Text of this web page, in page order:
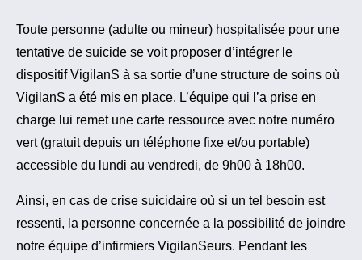
Toute personne (adulte ou mineur) hospitalisée pour une
tentative de suicide se voit proposer d’intégrer le
dispositif VigilanS à sa sortie d’une structure de soins où
VigilanS a été mis en place. L’équipe qui l’a prise en
charge lui remet une carte ressource avec notre numéro
vert (gratuit depuis un téléphone fixe et/ou portable)
accessible du lundi au vendredi, de 9h00 à 18h00.
Ainsi, en cas de crise suicidaire où si un tel besoin est
ressenti, la personne concernée a la possibilité de joindre
notre équipe d’infirmiers VigilanSeurs. Pendant les